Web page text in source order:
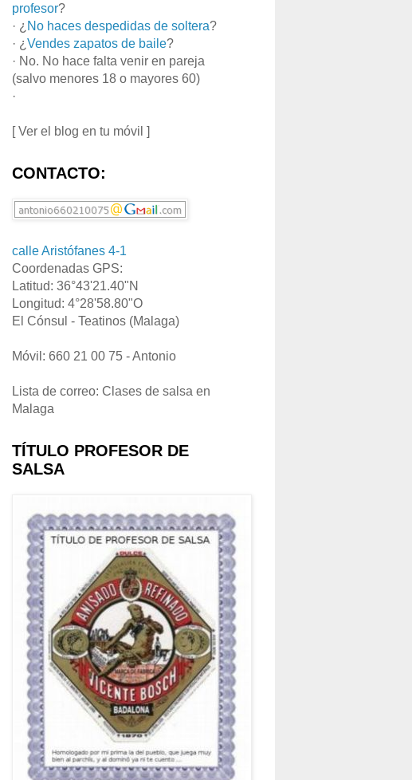
profesor?
· ¿ No haces despedidas de soltera?
· ¿ Vendes zapatos de baile?
· No. No hace falta venir en pareja
(salvo menores 18 o mayores 60)
·
[ Ver el blog en tu móvil ]
CONTACTO:
calle Aristófanes 4-1
Coordenadas GPS:
Latitud: 36°43'21.40"N
Longitud: 4°28'58.80"O
El Cónsul - Teatinos (Malaga)
Móvil: 660 21 00 75 - Antonio
Lista de correo: Clases de salsa en
Malaga
TÍTULO PROFESOR DE
SALSA